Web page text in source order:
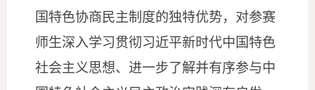
国特色协商民主制度的独特优势，对参赛
师生深入学习贯彻习近平新时代中国特色
社会主义思想、进一步了解并有序参与中